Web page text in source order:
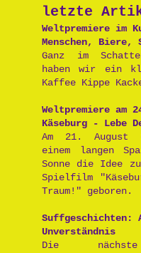
Postpunk
letzte
Weltpremiere im
Menschen, Biere,
Ganz im
haben wir ein
Kaffee Kippe
Weltpremiere am
Käseburg - Lebe
Am 21. August
einem langen
Sonne die Idee
Spielfilm
Traum!" geboren.
Suffgeschichten:
Unverständnis
Die